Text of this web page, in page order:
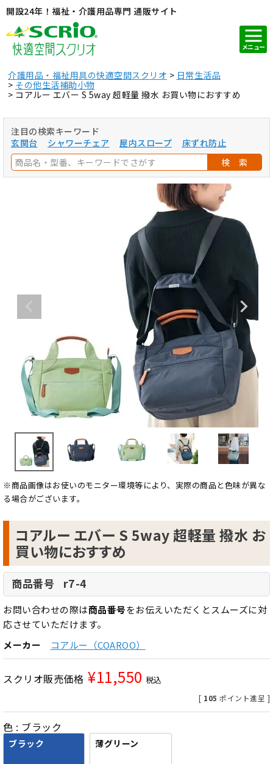
開設24年！福祉・介護用品専門 通販サイト
メニュー
介護用品・福祉用具の快適空間スクリオ
日常生活品
その他生活補助小物
コアルー エバー S 5way 超軽量 撥水 お買い物におすすめ
注目の検索キーワード
玄関台
シャワーチェア 屋内スロープ
床ずれ防止
検 索
※商品画像はお使いのモニター環境等により、実際の商品と色味が異な
る場合がございます。
コアルー エバー S 5way 超軽量 撥水 お
買い物におすすめ
商品番号 r7-4
お問い合わせの際は商品番号をお伝えいただくとスムーズに対
応させていただけます。
メーカー
コアルー（COAROO）
スクリオ販売価格 ¥11,550 税込
[ 105 ポイント進呈 ]
色 ブラック
ブラック 薄グリーン